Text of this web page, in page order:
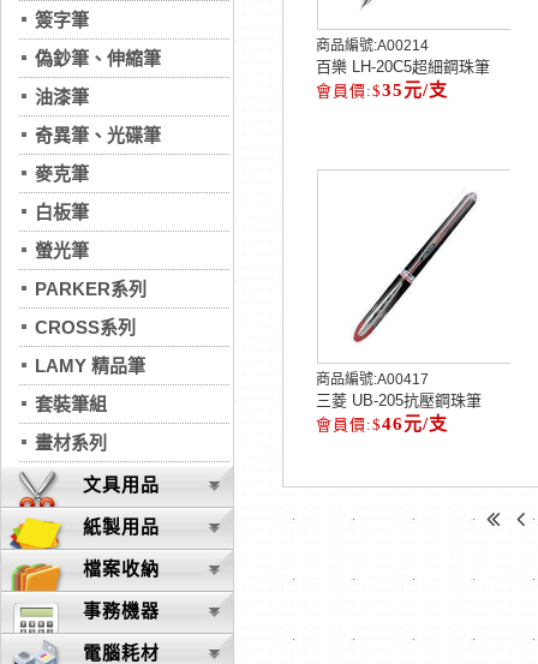
簽字筆
偽鈔筆、伸縮筆
油漆筆
奇異筆、光碟筆
麥克筆
白板筆
螢光筆
PARKER系列
CROSS系列
LAMY 精品筆
套裝筆組
畫材系列
文具用品
紙製用品
檔案收納
事務機器
電腦耗材
商品編號:A00214
百樂 LH-20C5超細鋼珠筆
35元/支
商品編號:A00417
三菱 UB-205抗壓鋼珠筆
46元/支